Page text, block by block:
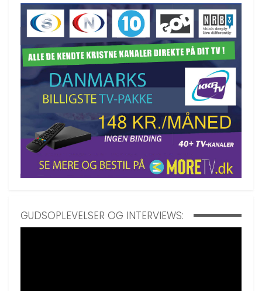
GUDSOPLEVELSER OG INTERVIEWS: